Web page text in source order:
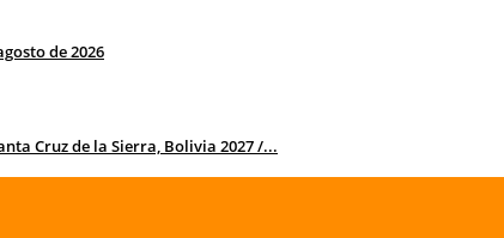
de 2026
Cruz de la Sierra, Bolivia 2027 /...